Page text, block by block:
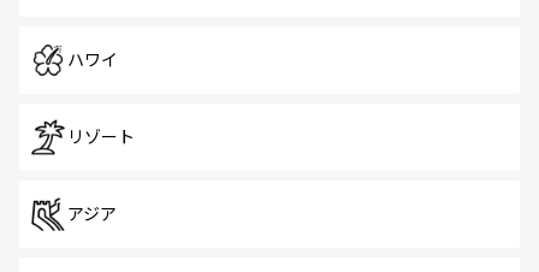
ハワイ
リゾート
アジア